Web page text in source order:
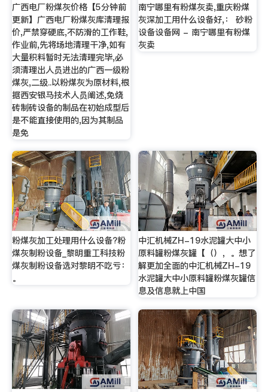
广西电厂粉煤灰价格【5分钟前
更新】广西电厂粉煤灰库清理报
价,严禁穿硬底,不防滑的工作鞋,
作业前,先将场地清理干净,如有
大量积料暂时无法清理完毕,必
须清理出人员进出的广西一级粉
煤灰,二级..以粉煤灰为原材料,根
据西安银马技术人员阐述,免烧
砖制砖设备的制品在初始成型后
是不能直接使用的,因为其制品
是免
南宁哪里有粉煤灰卖,重庆粉煤
灰深加工用什么设备好,： 砂粉
设备设备网 - 南宁哪里有粉煤
灰卖
粉煤灰加工处理用什么设备?粉
煤灰制粉设备_黎明重工科技粉
煤灰制粉设备选对黎明不吃亏：
。
中汇机械ZH-19水泥罐大中小
原料罐粉煤灰罐【（），。想了
解更加全面的中汇机械ZH-19
水泥罐大中小原料罐粉煤灰罐信
息及信息就上中国